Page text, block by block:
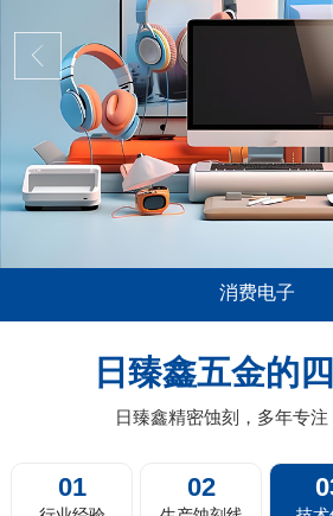
音箱喇叭网面板，电视机及投影
人的蚀刻过滤网，剃须刀剃须网
日臻鑫五金的
日臻鑫精密蚀刻，多年专
01 02